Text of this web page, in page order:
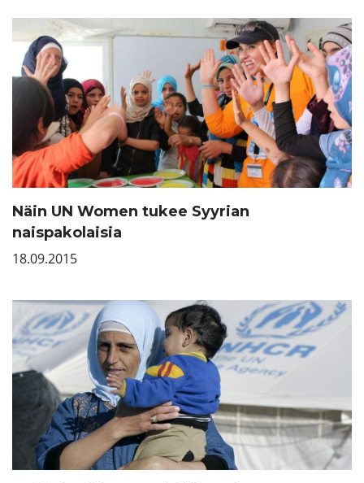
Näin UN Women tukee Syyrian
naispakolaisia
18.09.2015